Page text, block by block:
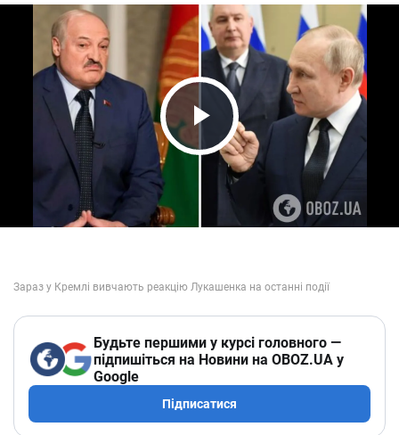
Play Video
Будьте першими у курсі головного —
підпишіться на Новини на OBOZ.UA у
Google
Підписатися